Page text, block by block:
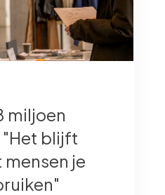
miljoen
blijft
je